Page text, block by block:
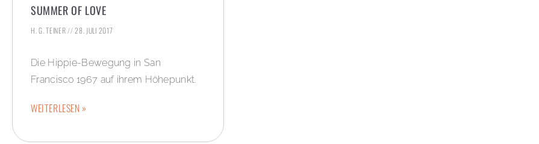
SUMMER OF LOVE
H. G. TEINER 28. JULI 2017
Die Hippie-Bewegung in San
Francisco 1967 auf ihrem Höhepunkt.
WEITERLESEN »